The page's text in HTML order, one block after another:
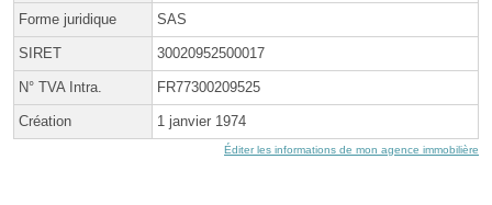
Forme juridique SAS
SIRET 30020952500017
N° TVA Intra. FR77300209525
Création 1 janvier 1974
Éditer les informations de mon agence immobilière